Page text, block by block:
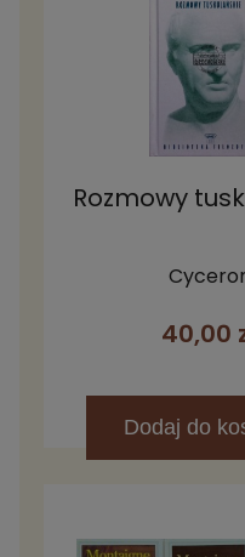
Rozmowy
40,00
Dodaj do